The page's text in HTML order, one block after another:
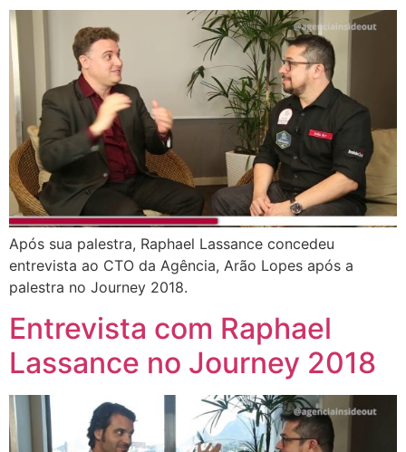
Após sua palestra, Raphael Lassance concedeu
entrevista ao CTO da Agência, Arão Lopes após a
palestra no Journey 2018.
Entrevista com Raphael
Lassance no Journey 2018